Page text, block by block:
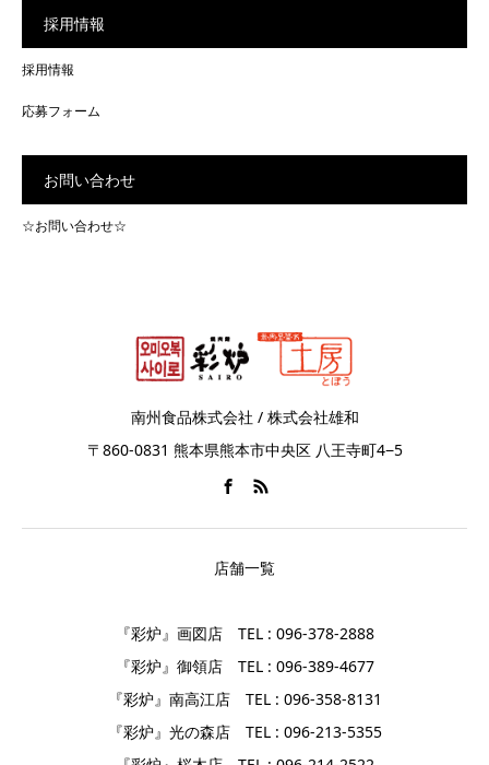
採用情報
採用情報
応募フォーム
お問い合わせ
☆お問い合わせ☆
南州食品株式会社 / 株式会社雄和
〒860-0831 熊本県熊本市中央区 八王寺町4−5
店舗一覧
『彩炉』画図店 TEL : 096-378-2888
『彩炉』御領店 TEL : 096-389-4677
『彩炉』南高江店 TEL : 096-358-8131
『彩炉』光の森店 TEL : 096-213-5355